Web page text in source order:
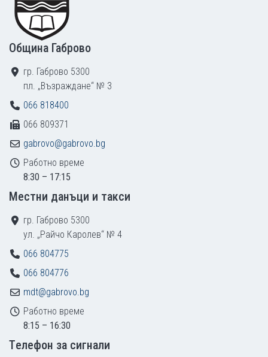
Община Габрово
гр. Габрово 5300
пл. „Възраждане“ № 3
066 818400
066 809371
gabrovo@gabrovo.bg
Работно време
8:30 – 17:15
Местни данъци и такси
гр. Габрово 5300
ул. „Райчо Каролев“ № 4
066 804775
066 804776
mdt@gabrovo.bg
Работно време
8:15 – 16:30
Tелефон за сигнали